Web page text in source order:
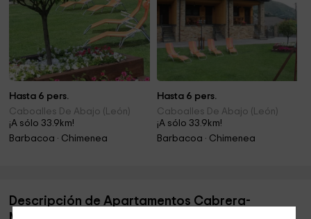
Hasta 6 pers.
Caboalles De Abajo (León)
¡A sólo 33.9km!
Barbacoa · Chimenea
Hasta 6 pers.
Caboalles De Abajo (León)
¡A sólo 33.9km!
Barbacoa · Chimenea
Descripción de Apartamentos Cabrera-